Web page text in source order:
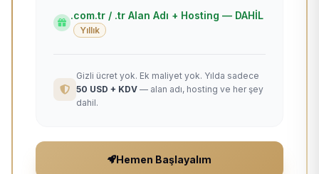
.com.tr / .tr Alan Adı + Hosting — DAHİL
Yıllık
Gizli ücret yok. Ek maliyet yok. Yılda sadece
50 USD + KDV — alan adı, hosting ve her şey
dahil.
Hemen Başlayalım